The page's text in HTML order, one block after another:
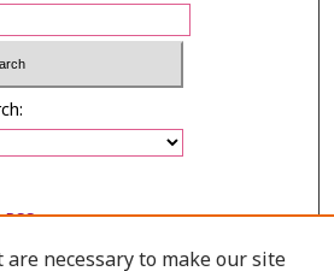
RSS
are necessary to make our site